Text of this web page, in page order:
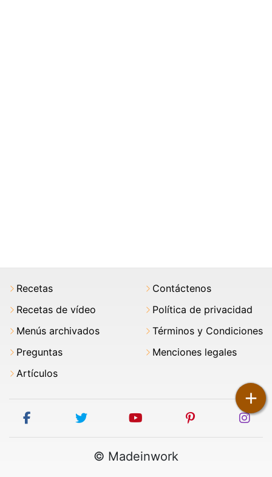
+
Recetas
Recetas de vídeo
Menús archivados
Preguntas
Artículos
Contáctenos
Política de privacidad
Términos y Condiciones
Menciones legales
facebook twitter youtube pinterest
© Madeinwork